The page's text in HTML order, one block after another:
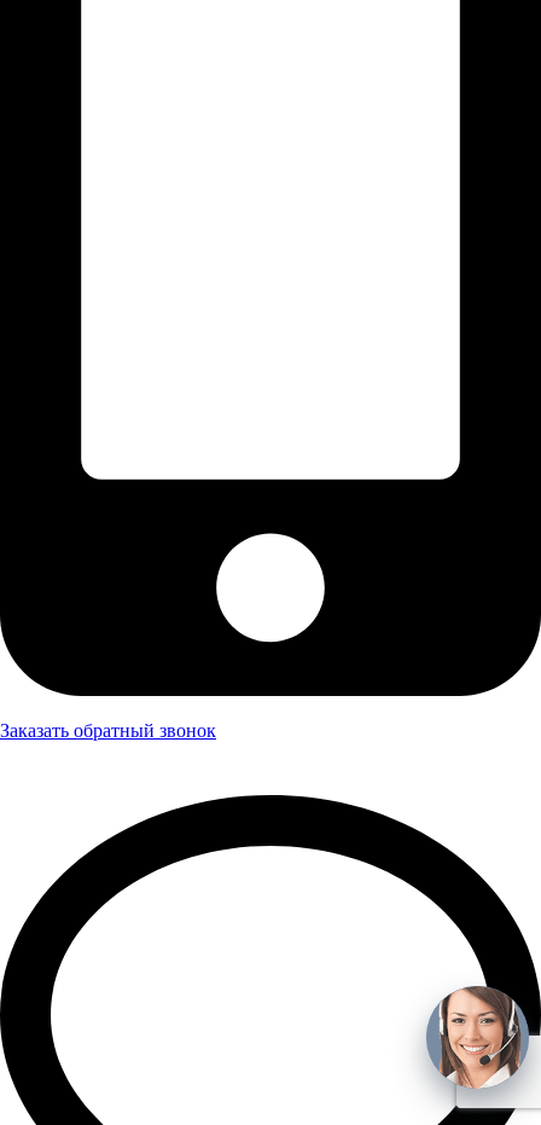
Заказать обратный звонок